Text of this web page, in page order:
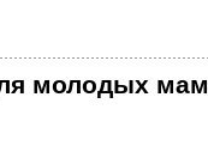
молодых мам